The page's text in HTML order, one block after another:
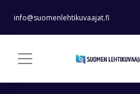
info@suomenlehtikuvaajat.fi